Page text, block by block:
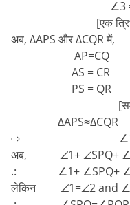
∠3 =
[एक त्रिभुज के
अब, ∆APS और ∆CQR में,
AP=CQ [समान
AS = CR
PS = QR
[समांतर चतुर्भुज
∆APS≈∆CQR
⇨ ∠1=
अब, ∠1+ ∠SPQ+ ∠3=
.: ∠1+ ∠SPQ+
लेकिन ∠1=∠2